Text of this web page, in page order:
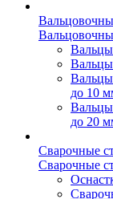
Вальцы
Вальцы
до 10
Вальцы
до 20
Сварочные
Сварочные